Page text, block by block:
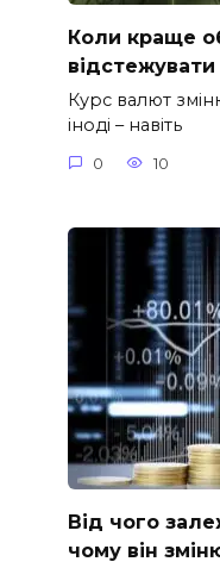
Коли краще
відстежувати
Курс валют
іноді – навіть
0 10
Від чого
чому він